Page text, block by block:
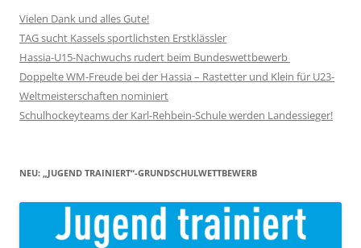
Vielen Dank und alles Gute!
TAG sucht Kassels sportlichsten Erstklässler
Hassia-U15-Nachwuchs rudert beim Bundeswettbewerb
Doppelte WM-Freude bei der Hassia – Rastetter und Klein für U23-
Weltmeisterschaften nominiert
Schulhockeyteams der Karl-Rehbein-Schule werden Landessieger!
NEU: „JUGEND TRAINIERT“-GRUNDSCHULWETTBEWERB